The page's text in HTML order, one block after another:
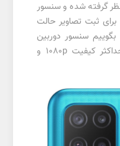
گرفته شده و سنسور
ثبت تصاویر حالت
بگوییم سنسور دوربین
اصلی توانایی ضبط ویدیو با حداکثر کیفیت 1080p و